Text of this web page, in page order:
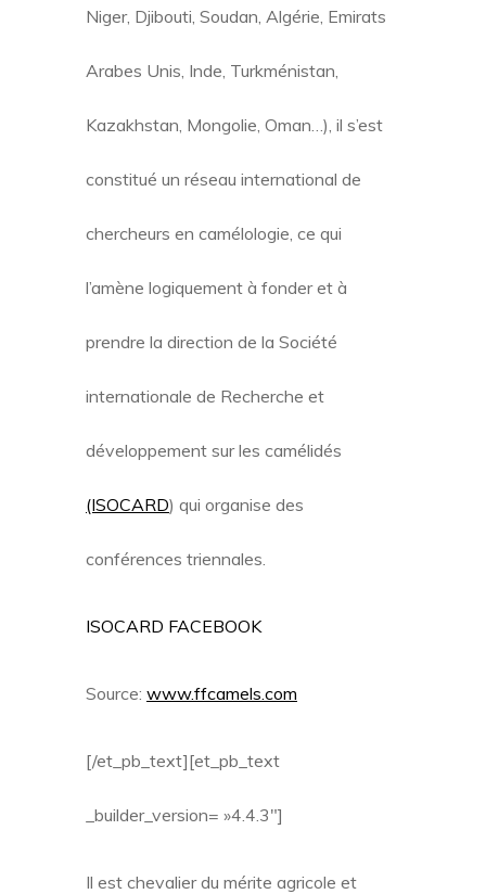
Niger, Djibouti, Soudan, Algérie, Emirats
Arabes Unis, Inde, Turkménistan,
Kazakhstan, Mongolie, Oman…), il s’est
constitué un réseau international de
chercheurs en camélologie, ce qui
l’amène logiquement à fonder et à
prendre la direction de la Société
internationale de Recherche et
développement sur les camélidés
(ISOCARD) qui organise des
conférences triennales.
ISOCARD FACEBOOK
Source: www.ffcamels.com
[/et_pb_text][et_pb_text
_builder_version= »4.4.3″]
Il est chevalier du mérite agricole et